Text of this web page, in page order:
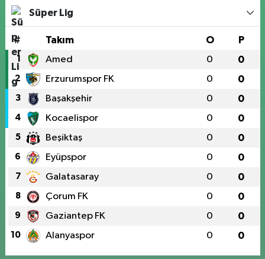
Süper Lig
# Takım O P
1 Amed 0 0
2 Erzurumspor FK 0 0
3 Başakşehir 0 0
4 Kocaelispor 0 0
5 Beşiktaş 0 0
6 Eyüpspor 0 0
7 Galatasaray 0 0
8 Çorum FK 0 0
9 Gaziantep FK 0 0
10 Alanyaspor 0 0